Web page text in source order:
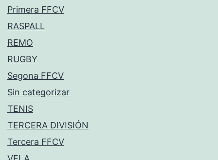
Primera FFCV
RASPALL
REMO
RUGBY
Segona FFCV
Sin categorizar
TENIS
TERCERA DIVISIÓN
Tercera FFCV